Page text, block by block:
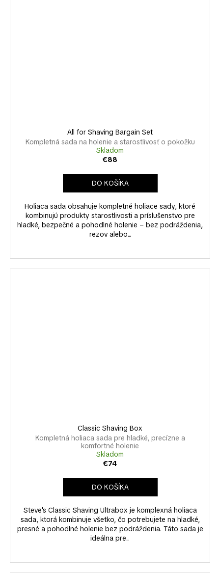
All for Shaving Bargain Set
Kompletná sada na holenie a starostlivosť o pokožku
Skladom
€88
DO KOŠÍKA
Holiaca sada obsahuje kompletné holiace sady, ktoré
kombinujú produkty starostlivosti a príslušenstvo pre
hladké, bezpečné a pohodlné holenie – bez podráždenia,
rezov alebo...
Classic Shaving Box
Kompletná holiaca sada pre hladké, precízne a
komfortné holenie
Skladom
€74
DO KOŠÍKA
Steve's Classic Shaving Ultrabox je komplexná holiaca
sada, ktorá kombinuje všetko, čo potrebujete na hladké,
presné a pohodlné holenie bez podráždenia. Táto sada je
ideálna pre...